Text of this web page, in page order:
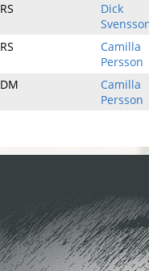
RS
Dick
RS
Camilla
Persson
DM
Camilla
Persson